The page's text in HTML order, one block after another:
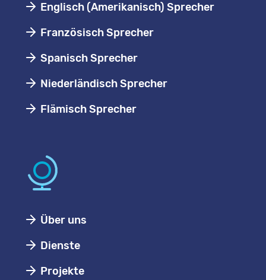
Englisch (Amerikanisch) Sprecher
Französisch Sprecher
Spanisch Sprecher
Niederländisch Sprecher
Flämisch Sprecher
Über uns
Dienste
Projekte